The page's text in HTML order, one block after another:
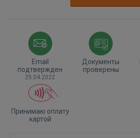
Email
подтвержден
25.04.2022
Документы
проверены
Принимаю оплату
картой